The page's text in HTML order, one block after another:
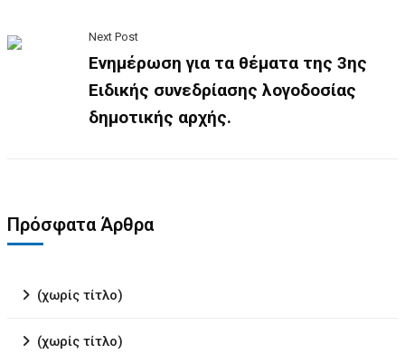
Next Post
Ενημέρωση για τα θέματα της 3ης
Ειδικής συνεδρίασης λογοδοσίας
δημοτικής αρχής.
Πρόσφατα Άρθρα
(χωρίς τίτλο)
(χωρίς τίτλο)